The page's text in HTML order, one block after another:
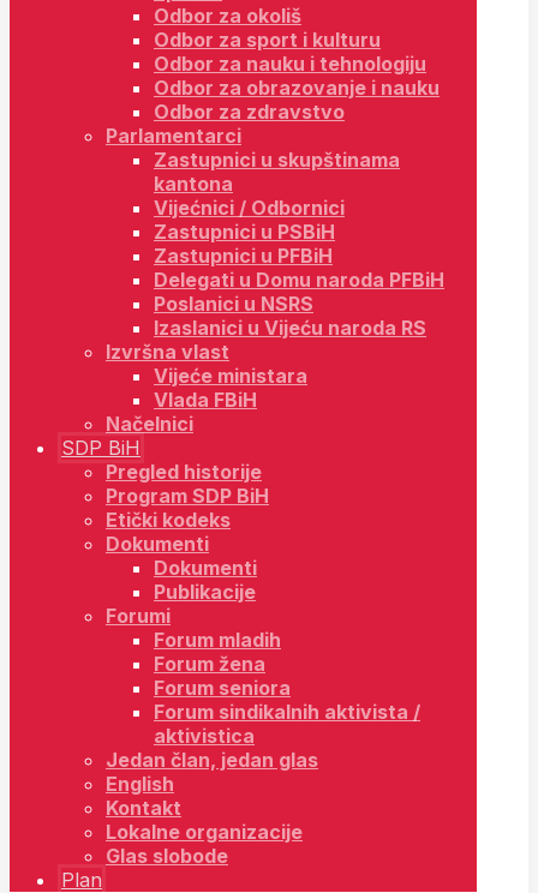
Odbor za okoliš
Odbor za sport i kulturu
Odbor za nauku i tehnologiju
Odbor za obrazovanje i nauku
Odbor za zdravstvo
Parlamentarci
Zastupnici u skupštinama
kantona
Vijećnici / Odbornici
Zastupnici u PSBiH
Zastupnici u PFBiH
Delegati u Domu naroda PFBiH
Poslanici u NSRS
Izaslanici u Vijeću naroda RS
Izvršna vlast
Vijeće ministara
Vlada FBiH
Načelnici
SDP BiH
Pregled historije
Program SDP BiH
Etički kodeks
Dokumenti
Dokumenti
Publikacije
Forumi
Forum mladih
Forum žena
Forum seniora
Forum sindikalnih aktivista /
aktivistica
Jedan član, jedan glas
English
Kontakt
Lokalne organizacije
Glas slobode
Plan